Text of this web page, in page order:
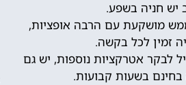
יש חניה בשפע.
מושקעת עם הרבה אופציות,
זמין לכל בקשה.
לבקר אטרקציות נוספות, יש גם
בשעות קבועות.